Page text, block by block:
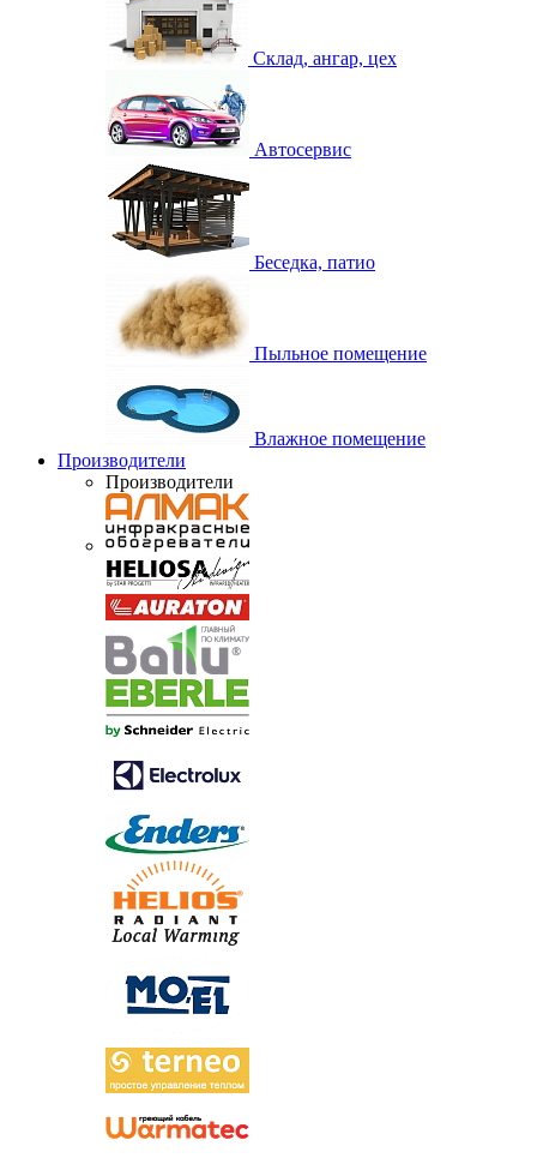
Склад, ангар, цех
Автосервис
Беседка, патио
Пыльное помещение
Влажное помещение
Производители
Производители